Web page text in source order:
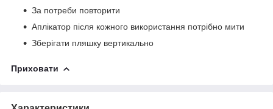
За потреби повторити
Аплікатор після кожного використання потрібно мити
Зберігати пляшку вертикально
Приховати